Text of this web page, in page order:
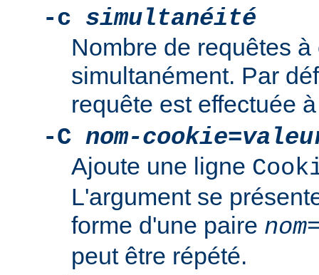
-c simultanéité
Nombre de requêtes à
simultanément. Par
requête est effectuée
-C nom-cookie=
Ajoute une ligne
L'argument se
forme d'une paire nom
peut être répété.